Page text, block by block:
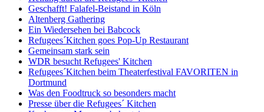
Geschafft! Falafel-Beistand in Köln
Altenberg Gathering
Ein Wiedersehen bei Babcock
Refugees´Kitchen goes Pop-Up Restaurant
Gemeinsam stark sein
WDR besucht Refugees' Kitchen
Refugees´Kitchen beim Theaterfestival FAVORITEN in
Dortmund
Was den Foodtruck so besonders macht
Presse über die Refugees´ Kitchen